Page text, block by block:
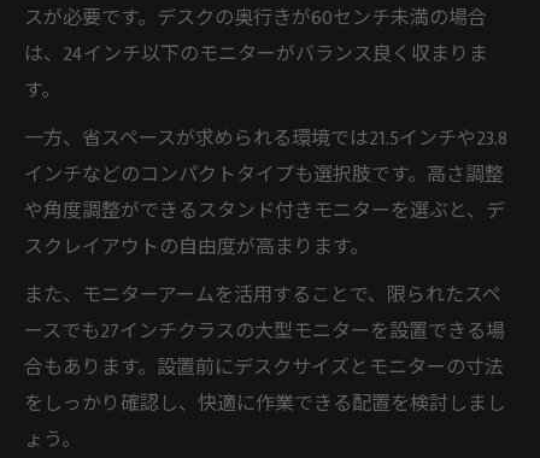
スが必要です。デスクの奥行きが60センチ未満の場合
は、24インチ以下のモニターがバランス良く収まりま
す。
一方、省スペースが求められる環境では21.5インチや23.8
インチなどのコンパクトタイプも選択肢です。高さ調整
や角度調整ができるスタンド付きモニターを選ぶと、デ
スクレイアウトの自由度が高まります。
また、モニターアームを活用することで、限られたスペ
ースでも27インチクラスの大型モニターを設置できる場
合もあります。設置前にデスクサイズとモニターの寸法
をしっかり確認し、快適に作業できる配置を検討しまし
ょう。